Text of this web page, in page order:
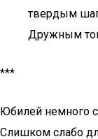
твердым
Дружным
***
Юбилей немного
Слишком слабо